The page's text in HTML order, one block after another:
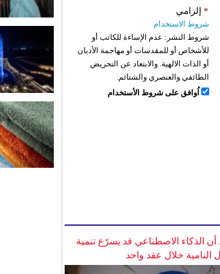
إلزامي *
شروط الاستخدام
شروط النشر: عدم الإساءة للكاتب أو
للأشخاص أو للمقدسات أو مهاجمة الأديان
أو الذات الالهية. والابتعاد عن التحريض
الطائفي والعنصري والشتائم.
اُوافق على شروط الأستخدام
أن الذكاء الاصطناعي قد يسرّع تنمية
النامية خلال عقد واحد